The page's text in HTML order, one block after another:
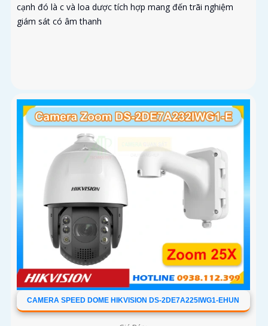
cạnh đó là c và loa dược tích hợp mang đến trãi nghiệm
giám sát có âm thanh
CAMERA SPEED DOME HIKVISION DS-2DE7A225IWG1-EHUN